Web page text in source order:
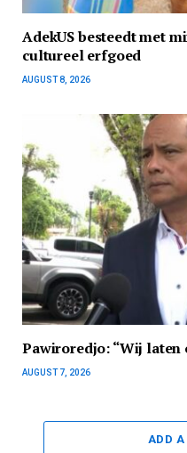
AdekUS besteedt met
cultureel erfgoed
AUGUST 8, 2026
Pawiroredjo: “Wij laten
AUGUST 7, 2026
ADD